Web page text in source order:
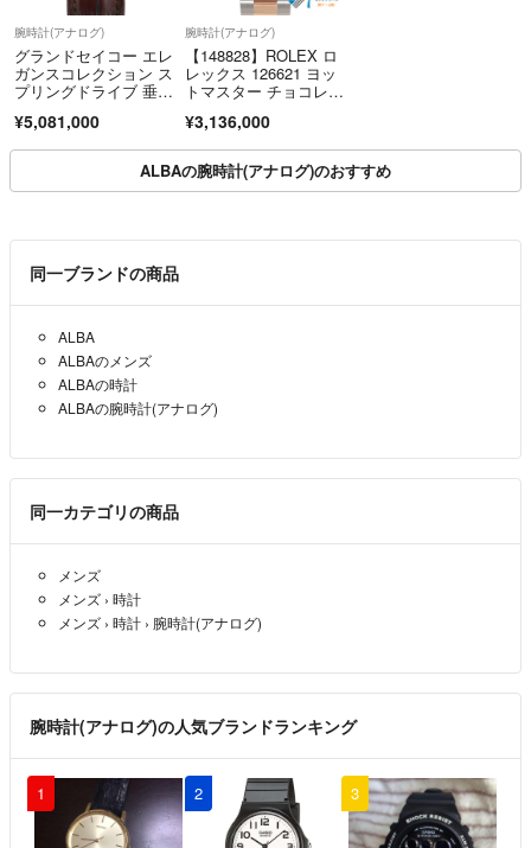
腕時計(アナログ)
グランドセイコー エレ
ガンスコレクション ス
プリングドライブ 垂り
¥5,081,000
腕時計(アナログ)
【148828】ROLEX ロ
レックス 126621 ヨッ
トマスター チョコレー
番 PG/SS 自動巻き ギ
ャランティーカード 純
正ボックス 腕時計 時
計 WATCH メンズ 男
性 男 紳士【中古】
¥3,136,000
ALBAの腕時計(アナログ)のおすすめ
同一ブランドの商品
ALBA
ALBAのメンズ
ALBAの時計
ALBAの腕時計(アナログ)
同一カテゴリの商品
メンズ
メンズ › 時計
メンズ › 時計 › 腕時計(アナログ)
腕時計(アナログ)の人気ブランドランキング
1 2 3